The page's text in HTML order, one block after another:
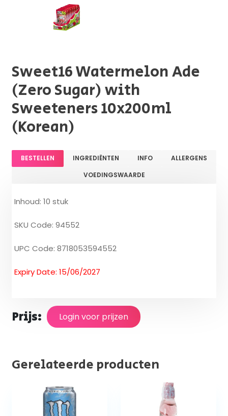
Sweet16 Watermelon Ade
(Zero Sugar) with
Sweeteners 10x200ml
(Korean)
BESTELLEN INGREDIËNTEN INFO
ALLERGENS
VOEDINGSWAARDE
Inhoud: 10 stuk
SKU Code: 94552
UPC Code: 8718053594552
Expiry Date: 15/06/2027
Prijs: Login voor prijzen
Gerelateerde producten